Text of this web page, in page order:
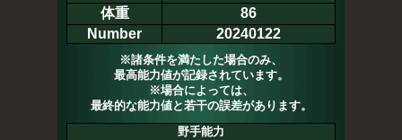
体重
86
Number
20240122
※諸条件を満たした場合のみ、
最高能力値が記録されています。
※場合によっては、
最終的な能力値と若干の誤差があります。
野手能力